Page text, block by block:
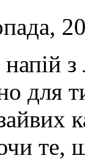
з
для
те,